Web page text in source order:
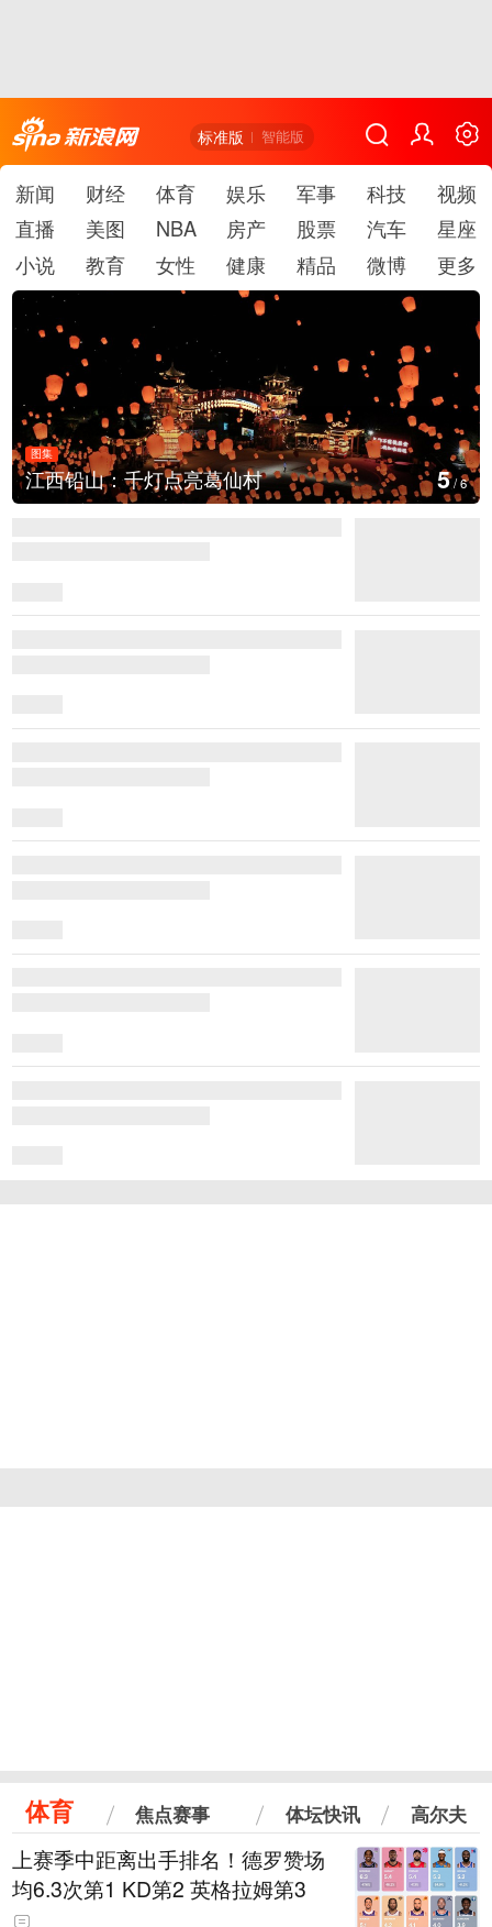
标准版 智能版
新闻 财经 体育 娱乐 军事 科技
视频
直播
美图 NBA 房产 股票 汽车
星座
小说
教育 女性 健康 精品 微博 更多
千灯点亮葛仙村
图集
上海：七
6/6
体育 焦点赛事 体坛快讯 高尔夫
上赛季中距离出手排名！德罗赞场
均6.3次第1 KD第2 英格拉姆第3